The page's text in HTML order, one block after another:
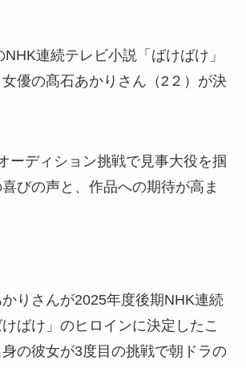
連続テレビ小説「ばけばけ」
優の髙石あかりさん（2２）が決
ーディション挑戦で見事大役を掴
びの声と、作品への期待が高ま
りさんが2025年度後期NHK連続
ばけ」のヒロインに決定したこ
の彼女が3度目の挑戦で朝ドラの